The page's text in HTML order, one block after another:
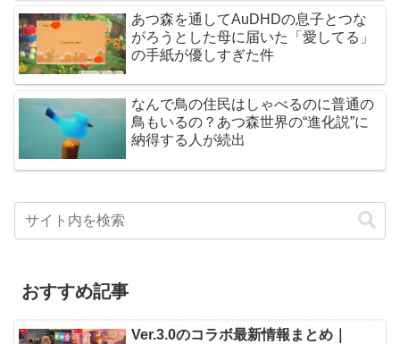
あつ森を通してAuDHDの息子とつな
がろうとした母に届いた「愛してる」
の手紙が優しすぎた件
なんで鳥の住民はしゃべるのに普通の
鳥もいるの？あつ森世界の“進化説”に
納得する人が続出
おすすめ記事
Ver.3.0のコラボ最新情報まとめ｜